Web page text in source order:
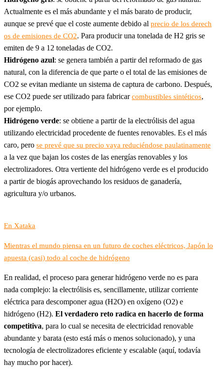
Actualmente es el más abundante y el más barato de producir,
aunque se prevé que el coste aumente debido al precio de los derech
os de emisiones de CO2. Para producir una tonelada de H2 gris se
emiten de 9 a 12 toneladas de CO2.
Hidrógeno azul: se genera también a partir del reformado de gas
natural, con la diferencia de que parte o el total de las emisiones de
CO2 se evitan mediante un sistema de captura de carbono. Después,
ese CO2 puede ser utilizado para fabricarcombustibles sintéticos,
por ejemplo.
Hidrógeno verde: se obtiene a partir de la electrólisis del agua
utilizando electricidad procedente de fuentes renovables. Es el más
caro, pero se prevé que su precio vaya reduciéndose paulatinamente
a la vez que bajan los costes de las energías renovables y los
electrolizadores. Otra vertiente del hidrógeno verde es el producido
a partir de biogás aprovechando los residuos de ganadería,
agricultura y/o urbanos.
En Xataka
Mientras el mundo piensa en un futuro de coches eléctricos, Japón lo
apuesta (casi) todo al coche de hidrógeno
En realidad, el proceso para generar hidrógeno verde no es para
nada complejo: la electrólisis es, sencillamente, utilizar corriente
eléctrica para descomponer agua (H2O) en oxígeno (O2) e
hidrógeno (H2). El verdadero reto radica en hacerlo de forma
competitiva, para lo cual se necesita de electricidad renovable
abundante y barata (esto está más o menos solucionado), y una
tecnología de electrolizadores eficiente y escalable (aquí, todavía
hay mucho por hacer).